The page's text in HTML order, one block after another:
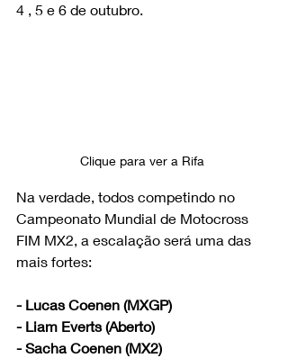
4 , 5 e 6 de outubro.
Clique para ver a Rifa
Na verdade, todos competindo no
Campeonato Mundial de Motocross
FIM MX2, a escalação será uma das
mais fortes:
- Lucas Coenen (MXGP)
- Liam Everts (Aberto)
- Sacha Coenen (MX2)